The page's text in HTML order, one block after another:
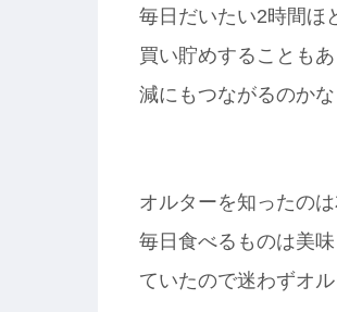
毎日だいたい2時間ほ
買い貯めすることも
減にもつながるのか
オルターを知ったの
毎日食べるものは美
ていたので迷わずオ